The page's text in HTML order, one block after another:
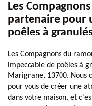
Les
partenaire pour
poêles à granulés
Les Compagnons du
impeccable de poêles à
Marignane, 13700. Nous
pour vous de créer une
dans votre maison, et